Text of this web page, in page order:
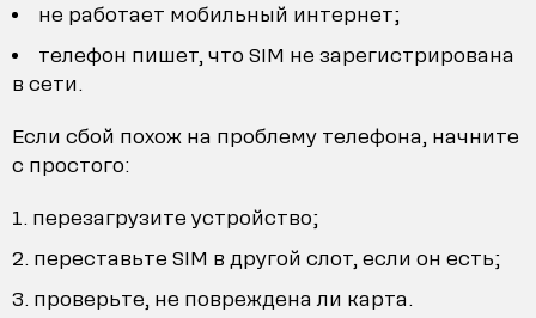
не работает мобильный интернет;
телефон пишет, что SIM не зарегистрирована
в сети.
Если сбой похож на проблему телефона, начните
с простого:
перезагрузите устройство;
переставьте SIM в другой слот, если он есть;
проверьте, не повреждена ли карта.